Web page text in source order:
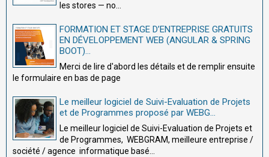
les stores — no...
FORMATION ET STAGE D’ENTREPRISE GRATUITS
EN DÉVELOPPEMENT WEB (ANGULAR & SPRING
BOOT)...
Merci de lire d'abord les détails et de remplir ensuite
le formulaire en bas de page
Le meilleur logiciel de Suivi-Evaluation de Projets
et de Programmes proposé par WEBG...
Le meilleur logiciel de Suivi-Evaluation de Projets et
de Programmes, WEBGRAM, meilleure entreprise /
société / agence informatique basé...